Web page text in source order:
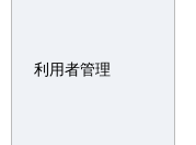
利用者管理